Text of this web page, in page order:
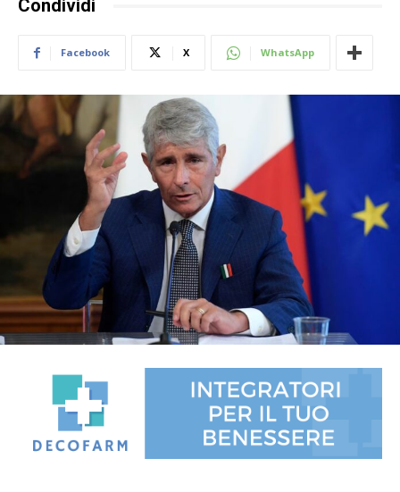
Condividi
Facebook X WhatsApp